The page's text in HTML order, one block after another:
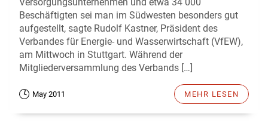
Beschäftigten sei man im Südwesten besonders gut
aufgestellt, sagte Rudolf Kastner, Präsident des
Verbandes für Energie- und Wasserwirtschaft (VfEW),
am Mittwoch in Stuttgart. Während der
Mitgliederversammlung des Verbands […]
May 2011 MEHR LESEN